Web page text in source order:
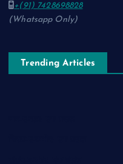
+(91) 7428698828
(Whatsapp Only)
Trending Articles